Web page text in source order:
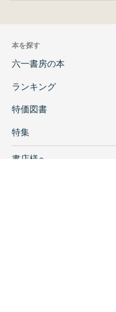
本を探す
六一書房の本
ランキング
特価図書
特集
書店様へ